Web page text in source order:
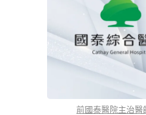
前國泰醫院主治